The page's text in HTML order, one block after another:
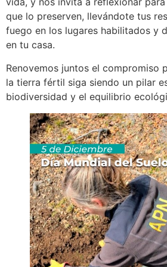
que lo preserven, llevándote tus
fuego en los lugares habilitados y
en tu casa.
Renovemos juntos el compromiso
la tierra fértil siga siendo un pilar
biodiversidad y el equilibrio